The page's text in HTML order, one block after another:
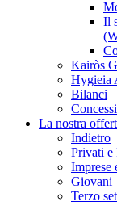
Il
Kairòs
Hygieia
Bilanci
La nostra
Indietro
Privati e
Imprese
Giovani
Terzo